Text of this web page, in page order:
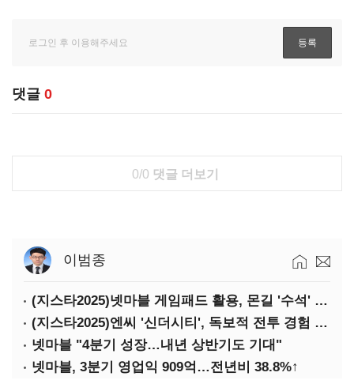
댓글 0
0/0 댓글 더보기
이범종
(지스타2025)넷마블 게임패드 활용, 몬길 '수석' 7대죄 '차석'
(지스타2025)엔씨 '신더시티', 독보적 전투 경험 필요
넷마블 "4분기 성장…내년 상반기도 기대"
넷마블, 3분기 영업익 909억…전년비 38.8%↑